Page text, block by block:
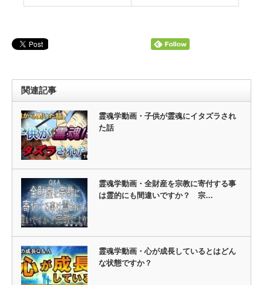
関連記事
霊魂学動画・子供が霊魂にイタズラされ
た話
霊魂学動画・全財産を宗教に寄付する事
は霊的にも間違いですか？ 宗…
霊魂学動画・心が成長しているとはどん
な状態ですか？